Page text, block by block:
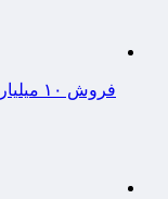
فروش ۱۰ میلیاردی در بازارهای شبانه‌روزی صنایع